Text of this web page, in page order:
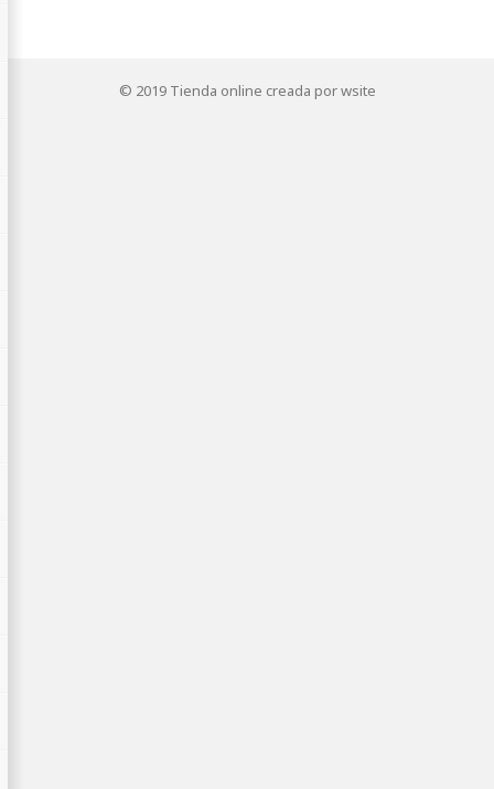
© 2019 Tienda online creada por wsite